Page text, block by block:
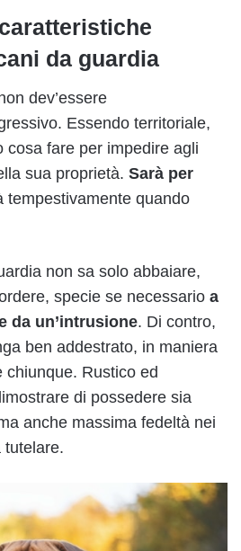
da guardia
dev’essere
Essendo territoriale,
cosa fare per impedire agli
sua proprietà. Sarà per
tempestivamente quando
non sa solo abbaiare,
specie se necessario a
da un’intrusione. Di contro,
ben addestrato, in maniera
Rustico ed
di possedere sia
anche massima fedeltà nei
tutelare.